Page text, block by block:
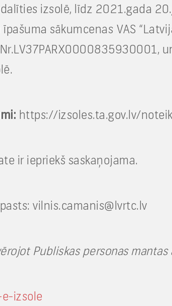
izsolē, līdz 2021.gada
sākumcenas VAS
https://izsoles.ta.gov.lv/
ir iepriekš saskaņojama.
vilnis.camanis@lvrtc.lv
Publiskas personas mantas
izsole